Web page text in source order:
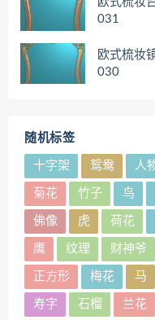
031
欧式梳妆
030
随机标签
十字架 鸳鸯 人
菊花 竹子 鸟
佛像 虎 荷花
鹰 纹理 财神爷
正方形 梅花 马
寿字 石榴 兰花